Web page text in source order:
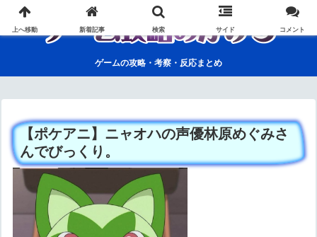
ゲームの攻略・考察・反応まとめ
【ポケアニ】ニャオハの声優林原めぐみさ
んでびっくり。
上へ移動 新着記事 検索 サイド コメント